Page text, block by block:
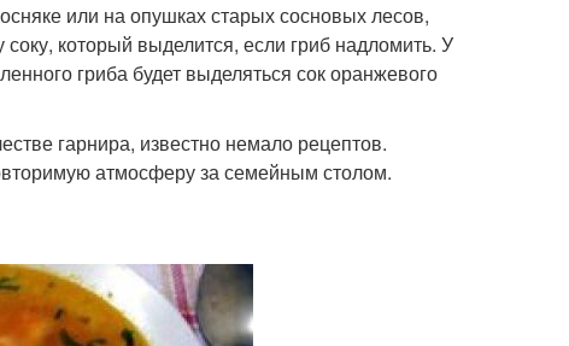
или на опушках старых сосновых лесов,
который выделится, если гриб надломить. У
гриба будет выделяться сок оранжевого
гарнира, известно немало рецептов.
атмосферу за семейным столом.